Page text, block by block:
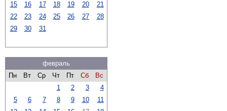
15
16 17 18 19 20
21
22
23 24 25 26 27
28
29
30 31
февраль
Пн
Вт Ср Чт Пт Сб
Вс
1
2 3
4
5
6 7 8 9 10
11